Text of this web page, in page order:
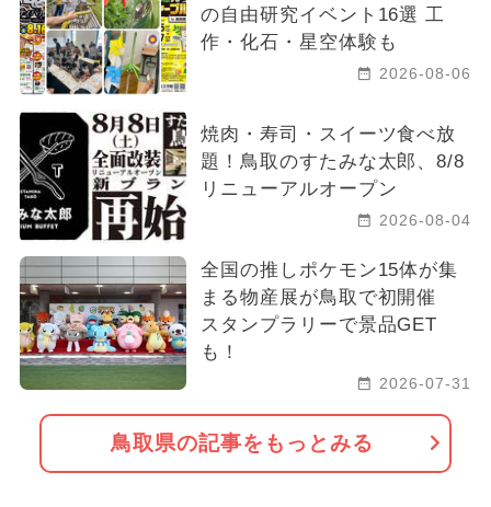
の自由研究イベント16選 工
作・化石・星空体験も
2026-08-06
焼肉・寿司・スイーツ食べ放
題！鳥取のすたみな太郎、8/8
リニューアルオープン
2026-08-04
全国の推しポケモン15体が集
まる物産展が鳥取で初開催
スタンプラリーで景品GET
も！
2026-07-31
鳥取県の記事をもっとみる